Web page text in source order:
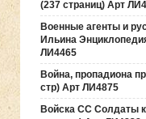
(237 страниц) Арт
Военные агенты и
Ильина
ЛИ4465
Война, пропадиона
стр) Арт ЛИ4875
Войска СС Солдаты